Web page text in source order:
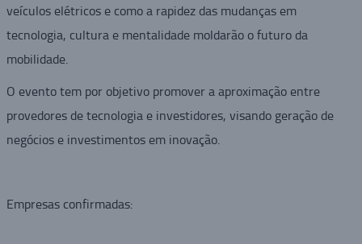
veículos elétricos e como a rapidez das mudanças em
tecnologia, cultura e mentalidade moldarão o futuro da
mobilidade.
O evento tem por objetivo promover a aproximação entre
provedores de tecnologia e investidores, visando geração de
negócios e investimentos em inovação.
Empresas confirmadas: